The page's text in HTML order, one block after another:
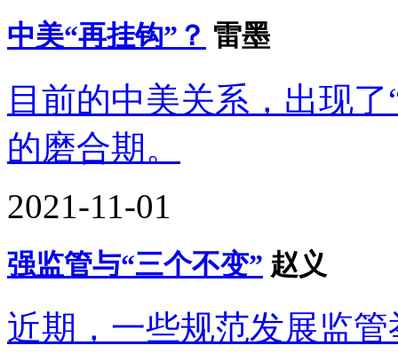
中美“再挂钩”？ 雷墨
目前的中美关系，出现
的磨合期。
2021-11-01
强监管与“三个不变” 赵义
近期，一些规范发展监